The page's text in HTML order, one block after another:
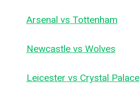
Arsenal vs Tottenham
Newcastle vs Wolves
Leicester vs Crystal Palace